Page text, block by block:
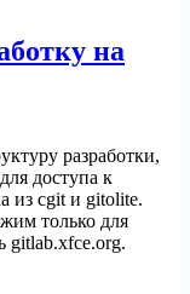
на
разработки,
доступа к
из cgit и gitolite.
только для
gitlab.xfce.org.